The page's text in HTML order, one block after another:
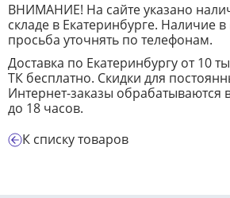
ВНИМАНИЕ! На сайте указано
складе в Екатеринбурге. Наличие
просьба уточнять по телефонам.
Доставка по Екатеринбургу от 10
ТК бесплатно. Скидки для
Интернет-заказы обрабатываются
до 18 часов.
К списку товаров